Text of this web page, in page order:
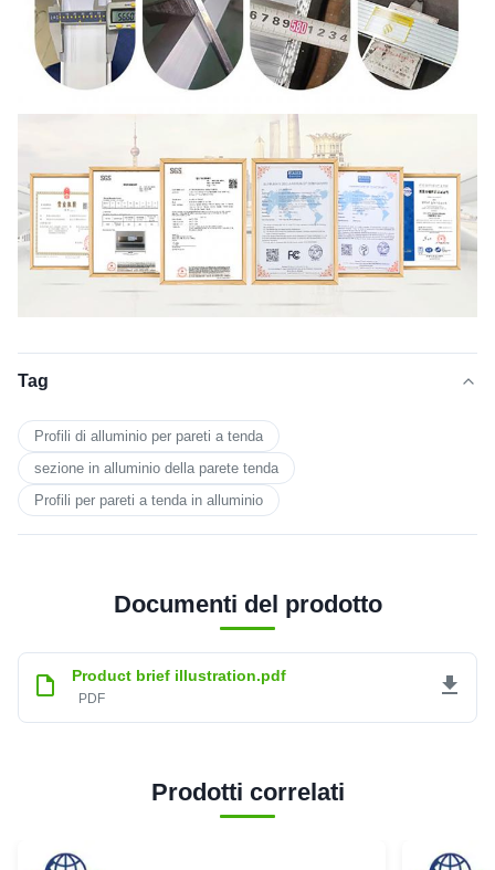
Tag
Profili di alluminio per pareti a tenda
sezione in alluminio della parete tenda
Profili per pareti a tenda in alluminio
Documenti del prodotto
Product brief illustration.pdf
PDF
Prodotti correlati